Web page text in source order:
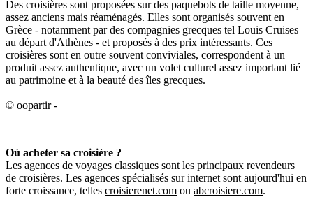
Des croisières sont proposées sur des paquebots de taille moyenne,
assez anciens mais réaménagés. Elles sont organisés souvent en
Grèce - notamment par des compagnies grecques tel Louis Cruises
au départ d'Athènes - et proposés à des prix intéressants. Ces
croisières sont en outre souvent conviviales, correspondent à un
produit assez authentique, avec un volet culturel assez important lié
au patrimoine et à la beauté des îles grecques.
© oopartir -
Où acheter sa croisière ?
Les agences de voyages classiques sont les principaux revendeurs
de croisières. Les agences spécialisés sur internet sont aujourd'hui en
forte croissance, telles croisierenet.com ou abcroisiere.com.